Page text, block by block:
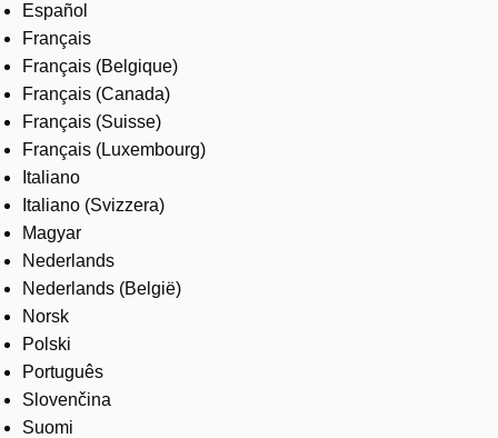
Español
Français
Français (Belgique)
Français (Canada)
Français (Suisse)
Français (Luxembourg)
Italiano
Italiano (Svizzera)
Magyar
Nederlands
Nederlands (België)
Norsk
Polski
Português
Slovenčina
Suomi